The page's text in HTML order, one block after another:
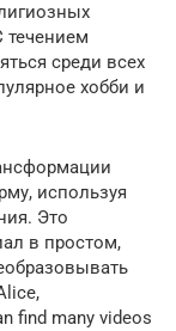
течением
среди всех
хобби и
используя
Это
в простом,
find many videos